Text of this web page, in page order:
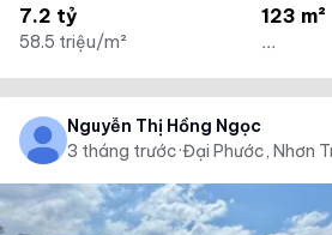
7.2 tỷ
58.5 triệu/m²
123 m²
...
Nguyễn Thị Hồng Ngọc
3 tháng trước·Đại Phước, Nhơn